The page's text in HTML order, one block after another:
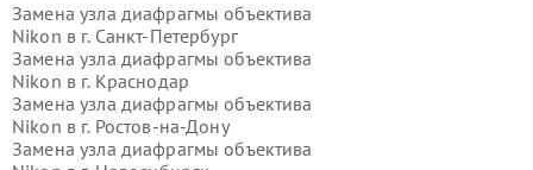
Замена узла диафрагмы объектива
Nikon в г. Санкт-Петербург
Замена узла диафрагмы объектива
Nikon в г. Краснодар
Замена узла диафрагмы объектива
Nikon в г. Ростов-на-Дону
Замена узла диафрагмы объектива